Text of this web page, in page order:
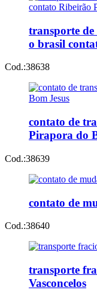
transporte
o brasil
Cod.:38638
contato de
Pirapora do
Cod.:38639
contato de
Cod.:38640
transporte
Vasconcelos